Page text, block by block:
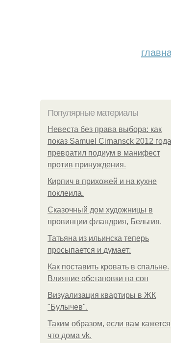
Популярные материалы
Невеста без права выбора: как
показ Samuel Cirnansck 2012 года
превратил подиум в манифест
против принуждения.
Кирпич в прихожей и на кухне
поклеила.
Сказочный дом художницы в
провинции фландрия, Бельгия.
Татьяна из ильинска теперь
просыпается и думает:
Как поставить кровать в спальне.
Влияние обстановки на сон
Визуализация квартиры в ЖК
"Булычев".
Таким образом, если вам
что дома vk.